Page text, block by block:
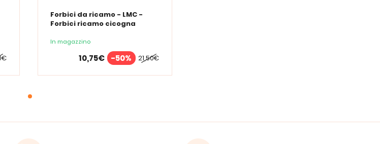
Forbici da ricamo - LMC -
Forbici ricamo cicogna
In magazzino
21,50€
10,75€ -50%